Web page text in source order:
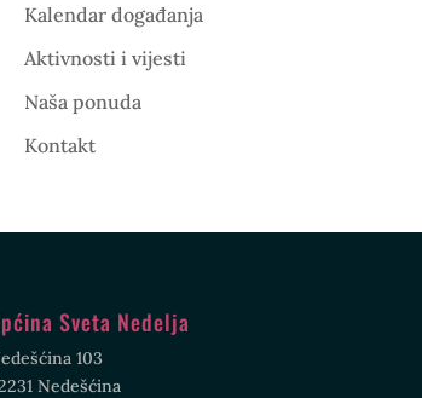
Kalendar događanja
Aktivnosti i vijesti
Naša ponuda
Kontakt
Sveta Nedelja
103
Nedešćina